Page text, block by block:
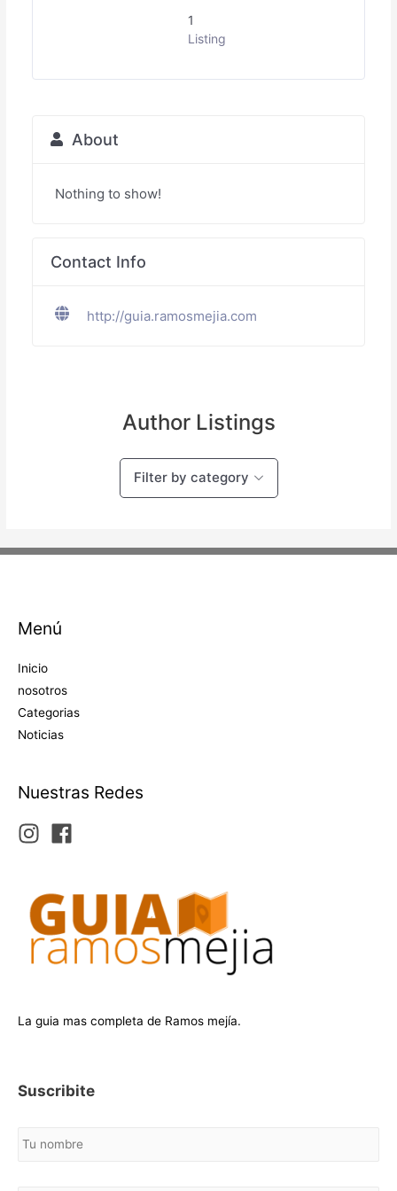
1
Listing
About
Nothing to show!
Contact Info
http://guia.ramosmejia.com
Author Listings
Filter by category
Menú
Inicio
nosotros
Categorias
Noticias
Nuestras Redes
La guia mas completa de Ramos mejía.
Suscribite
o